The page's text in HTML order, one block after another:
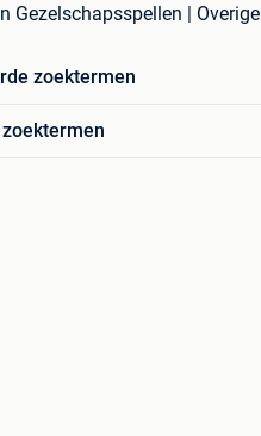
Gezelschapsspellen | Overige
zoektermen